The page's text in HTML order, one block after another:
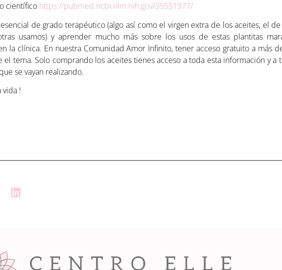
científico https://pubmed.ncbi.nlm.nih.gov/35551977/
de grado terapéutico (algo así como el virgen extra de los aceites, el
usamos) y aprender mucho más sobre los usos de estas plantitas
la clínica. En nuestra Comunidad Amor Infinito, tener acceso gratuito a más
tema. Solo comprando los aceites tienes acceso a toda esta información y a
se vayan realizando.
vida !